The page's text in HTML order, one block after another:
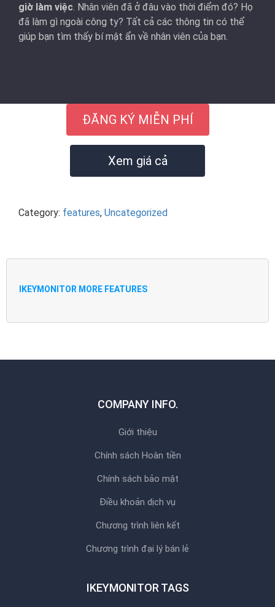
giờ làm việc. Nhân viên đã ở đâu vào thời điểm đó? Họ
đã làm gì ngoài công ty? Tất cả các thông tin có thể
giúp bạn tìm thấy bí mật ẩn về nhân viên của bạn.
ĐĂNG KÝ MIỄN PHÍ
Xem giá cả
Category: features, Uncategorized
IKEYMONITOR MORE FEATURES
COMPANY INFO.
Giới thiệu
Chính sách Hoàn tiền
Chính sách bảo mật
Điều khoản dịch vụ
Chương trình liên kết
Chương trình đại lý bán lẻ
IKEYMONITOR TAGS